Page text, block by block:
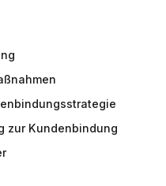
zur Kundenbindung